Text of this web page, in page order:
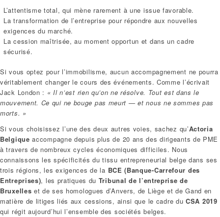
L’attentisme total, qui mène rarement à une issue favorable.
La transformation de l’entreprise pour répondre aux nouvelles
exigences du marché.
La cession maîtrisée, au moment opportun et dans un cadre
sécurisé.
Si vous optez pour l’immobilisme, aucun accompagnement ne pourra
véritablement changer le cours des événements. Comme l’écrivait
Jack London : « Il n’est rien qu’on ne résolve. Tout est dans le
mouvement. Ce qui ne bouge pas meurt — et nous ne sommes pas
morts. »
Si vous choisissez l’une des deux autres voies, sachez qu’Actoria
Belgique accompagne depuis plus de 20 ans des dirigeants de PME
à travers de nombreux cycles économiques difficiles. Nous
connaissons les spécificités du tissu entrepreneurial belge dans ses
trois régions, les exigences de la BCE (Banque-Carrefour des
Entreprises), les pratiques du Tribunal de l’entreprise de
Bruxelles et de ses homologues d’Anvers, de Liège et de Gand en
matière de litiges liés aux cessions, ainsi que le cadre duCSA 2019
qui régit aujourd’hui l’ensemble des sociétés belges.